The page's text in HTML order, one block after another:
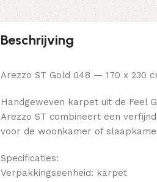
Beschrijving
Arezzo ST Gold 048 — 170 x 230
Handgeweven karpet uit de Feel
Arezzo ST combineert een
voor de woonkamer of
Specificaties:
Verpakkingseenheid: karpet